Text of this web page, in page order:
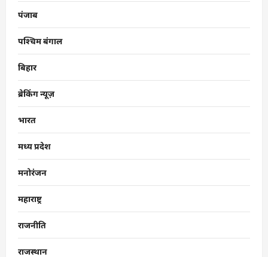
पंजाब
पश्चिम बंगाल
बिहार
ब्रेकिंग न्यूज़
भारत
मध्य प्रदेश
मनोरंजन
महाराष्ट्र
राजनीति
राजस्थान